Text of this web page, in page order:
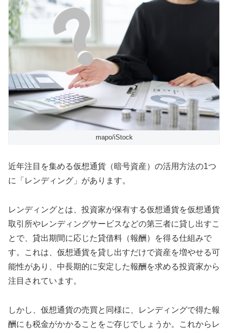
mapo/iStock
近年注目を集める仮想通貨（暗号資産）の活用方法の1つ
に「レンディング」があります。
レンディングとは、投資家が保有する仮想通貨を仮想通貨
取引所やレンディングサービスなどの第三者に貸し出すこ
とで、貸出期間に応じた貸借料（報酬）を得る仕組みで
す。これは、仮想通貨を貸し出すだけで資産を増やせる可
能性があり、中長期的に安定した報酬を求める投資家から
注目されています。
しかし、仮想通貨の売買と同様に、レンディングで得た報
酬にも税金がかかることをご存じでしょうか。これからレ